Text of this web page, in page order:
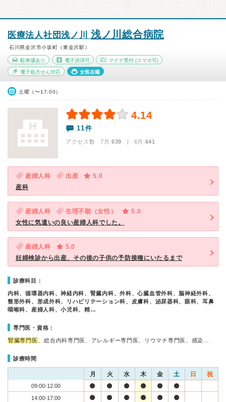
医療法人社団浅ノ川 浅ノ川総合病院
石川県金沢市小坂町（東金沢駅）
駐車場あり 電子決済可 マイナ受付 (スマホ可)
電子処方せん対応 女医在籍
土曜（〜17:00）
4.14
11件
アクセス数 7月:639 | 6月:641
産婦人科 出産
5.0
産科
産婦人科 生理不順（女性）
5.0
女性に気遣いの良い産婦人科でした。
産婦人科
5.0
妊婦検診から出産、その後の子供の予防接種にいたるまで
診療科目：
内科、循環器内科、神経内科、腎臓内科、外科、心臓血管外科、脳神経外科、
整形外科、形成外科、リハビリテーション科、皮膚科、泌尿器科、眼科、耳鼻
咽喉科、産婦人科、小児科、精…
専門医・資格：
腎臓専門医 、総合内科専門医、アレルギー専門医、リウマチ専門医、感染…
診療時間
月 火 水 木 金 土 日 祝
09:00-12:00
14:00-17:00